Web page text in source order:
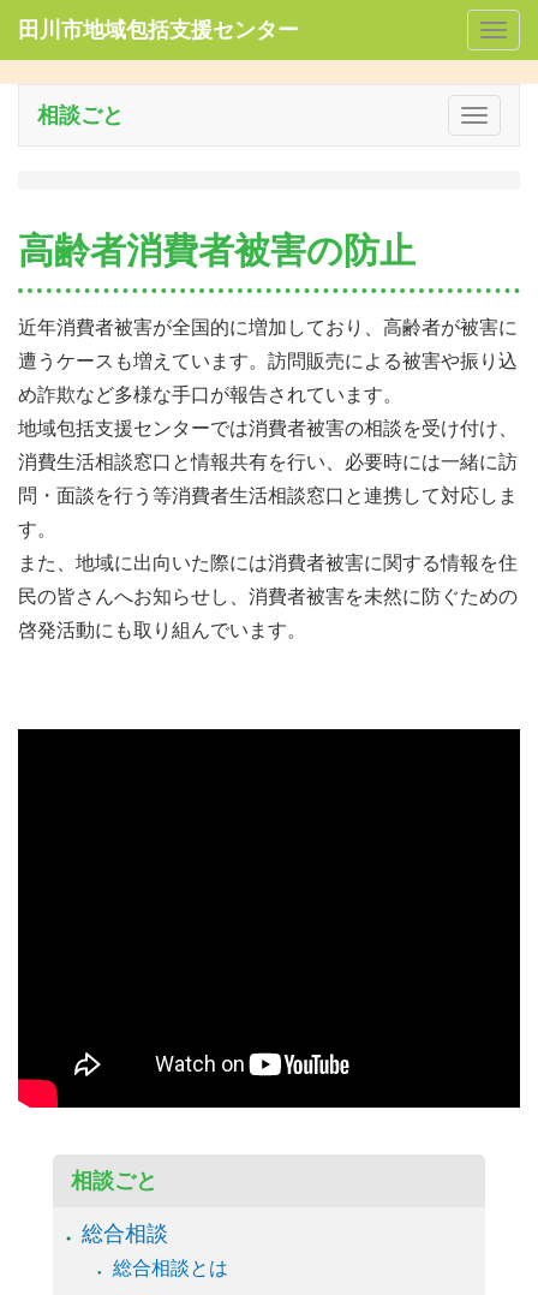
田川市地域包括支援センター
Toggle
相談ごと
高齢者消費者被害の防止
近年消費者被害が全国的に増加しており、高齢者が被害に
遭うケースも増えています。訪問販売による被害や振り込
め詐欺など多様な手口が報告されています。
地域包括支援センターでは消費者被害の相談を受け付け、
消費生活相談窓口と情報共有を行い、必要時には一緒に訪
問・面談を行う等消費者生活相談窓口と連携して対応しま
す。
また、地域に出向いた際には消費者被害に関する情報を住
民の皆さんへお知らせし、消費者被害を未然に防ぐための
啓発活動にも取り組んでいます。
相談ごと
総合相談
総合相談とは